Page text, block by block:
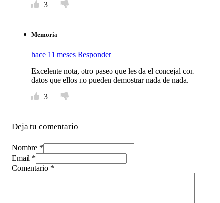
3
Memoria
hace 11 meses Responder
Excelente nota, otro paseo que les da el concejal con
datos que ellos no pueden demostrar nada de nada.
3
Deja tu comentario
Nombre *
Email *
Comentario *